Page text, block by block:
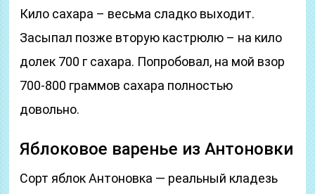
Кило сахара – весьма сладко выходит.
Засыпал позже вторую кастрюлю – на кило
долек 700 г сахара. Попробовал, на мой взор
700-800 граммов сахара полностью
довольно.
Яблоковое варенье из Антоновки
Сорт яблок Антоновка — реальный кладезь